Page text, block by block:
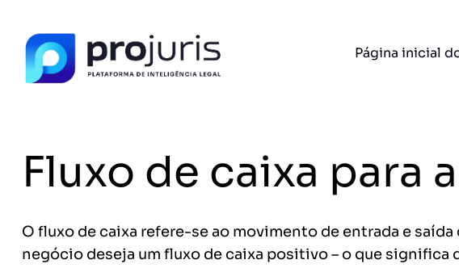
Página inicial
Fluxo de caixa para
O fluxo de caixa refere-se ao movimento de entrada e
negócio deseja um fluxo de caixa positivo – o que
Petições, cálculo de honorários e ROI do seu escritório.
com IA e 100% gratuito.